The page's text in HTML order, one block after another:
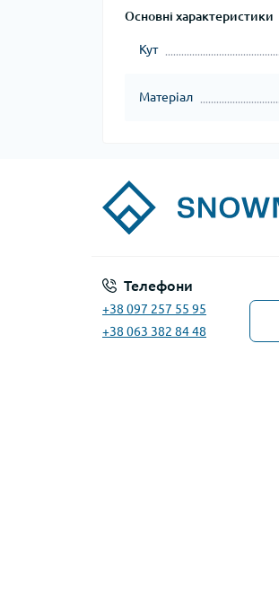
Основні характеристики
Кут
Матеріал
Телефони
+38 097 257 55 95
+38 063 382 84 48